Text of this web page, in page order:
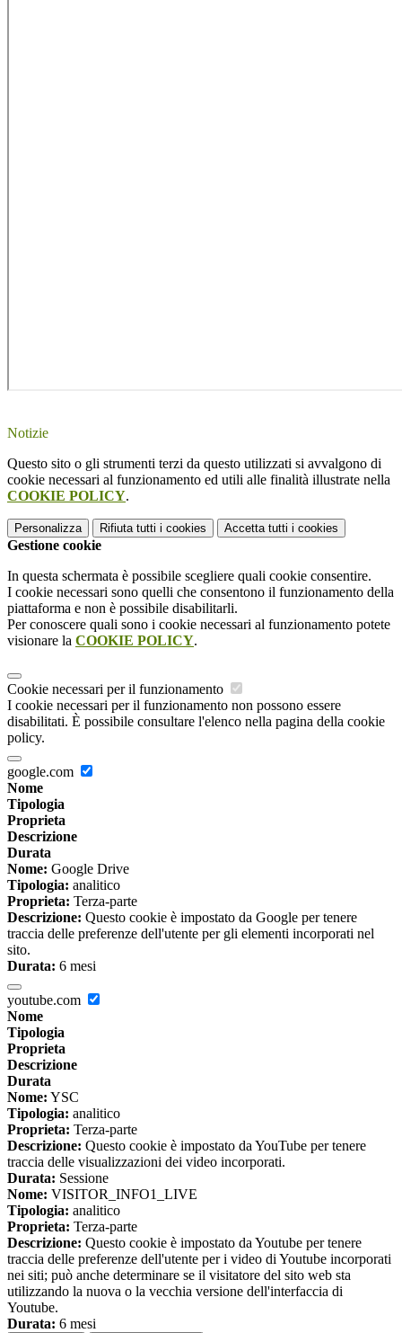
Notizie
Questo sito o gli strumenti terzi da questo utilizzati si avvalgono di
cookie necessari al funzionamento ed utili alle finalità illustrate nella
COOKIE POLICY.
Personalizza Rifiuta tutti i cookies Accetta tutti i cookies
Gestione cookie
In questa schermata è possibile scegliere quali cookie consentire.
I cookie necessari sono quelli che consentono il funzionamento della
piattaforma e non è possibile disabilitarli.
Per conoscere quali sono i cookie necessari al funzionamento potete
visionare la COOKIE POLICY.
Cookie necessari per il funzionamento
I cookie necessari per il funzionamento non possono essere
disabilitati. È possibile consultare l'elenco nella pagina della cookie
policy.
google.com
Nome
Tipologia
Proprieta
Descrizione
Durata
Nome: Google Drive
Tipologia: analitico
Proprieta: Terza-parte
Descrizione: Questo cookie è impostato da Google per tenere
traccia delle preferenze dell'utente per gli elementi incorporati nel
sito.
Durata: 6 mesi
youtube.com
Nome
Tipologia
Proprieta
Descrizione
Durata
Nome: YSC
Tipologia: analitico
Proprieta: Terza-parte
Descrizione: Questo cookie è impostato da YouTube per tenere
traccia delle visualizzazioni dei video incorporati.
Durata: Sessione
Nome: VISITOR_INFO1_LIVE
Tipologia: analitico
Proprieta: Terza-parte
Descrizione: Questo cookie è impostato da Youtube per tenere
traccia delle preferenze dell'utente per i video di Youtube incorporati
nei siti; può anche determinare se il visitatore del sito web sta
utilizzando la nuova o la vecchia versione dell'interfaccia di
Youtube.
Durata: 6 mesi